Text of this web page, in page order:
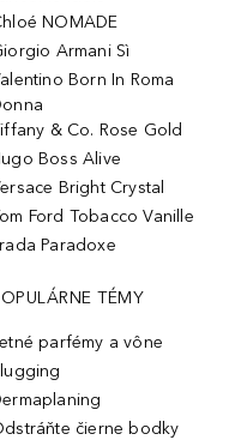
NOMADE
Armani Sì
Born In Roma
& Co. Rose Gold
Boss Alive
Bright Crystal
Ford Tobacco Vanille
Paradoxe
TÉMY
parfémy a vône
čierne bodky